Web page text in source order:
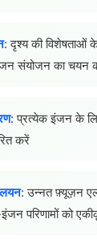
: दृश्य की विशेषताओं
संयोजन का चयन
: प्रत्येक इंजन के
करें
: उन्नत फ़्यूज़न
परिणामों को